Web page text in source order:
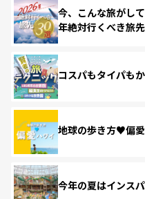
今、こんな旅がし
年絶対行くべき旅
コスパもタイパも
地球の歩き方♥偏
今年の夏はインス